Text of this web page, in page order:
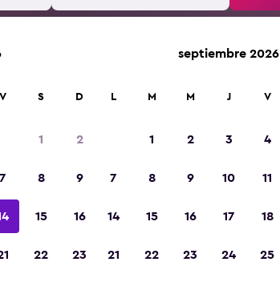
V S D
1 2
7 8 9
15 16
22 23
septiembre 2026
L M M J V
1 2 3 4
7 8 9 10 11
14 15 16 17 18
21 22 23 24 25